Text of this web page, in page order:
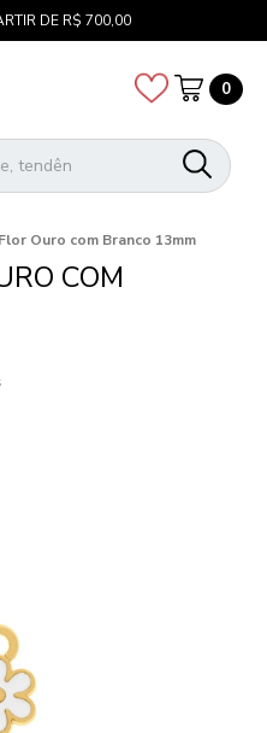
DE R$ 700,00
0
Ouro com Branco 13mm
COM